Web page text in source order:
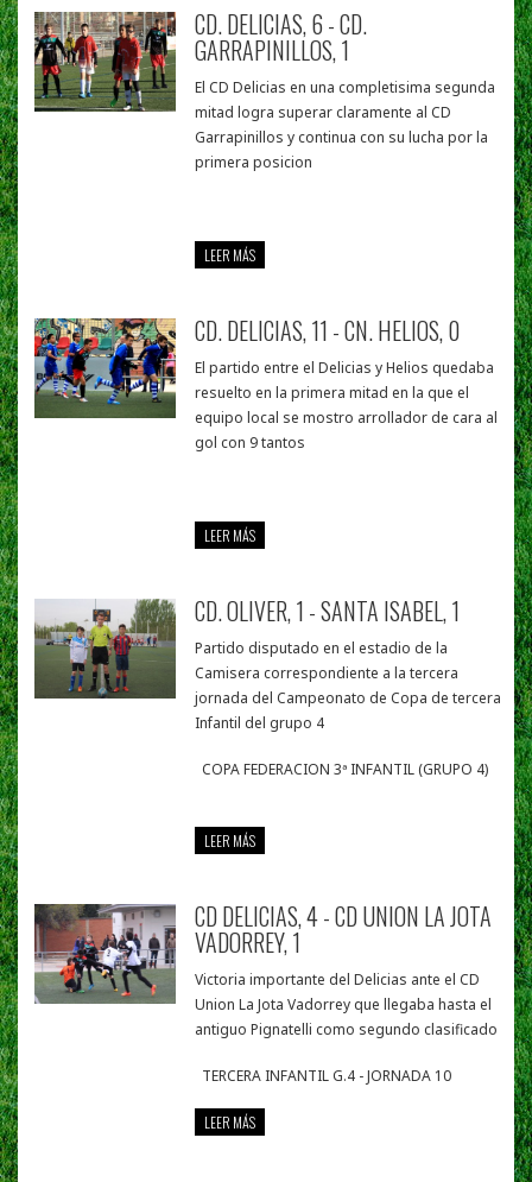
CD. DELICIAS, 6 - CD.
GARRAPINILLOS, 1
El CD Delicias en una completisima segunda
mitad logra superar claramente al CD
Garrapinillos y continua con su lucha por la
primera posicion
LEER MÁS
CD. DELICIAS, 11 - CN. HELIOS, 0
El partido entre el Delicias y Helios quedaba
resuelto en la primera mitad en la que el
equipo local se mostro arrollador de cara al
gol con 9 tantos
LEER MÁS
CD. OLIVER, 1 - SANTA ISABEL, 1
Partido disputado en el estadio de la
Camisera correspondiente a la tercera
jornada del Campeonato de Copa de tercera
Infantil del grupo 4
COPA FEDERACION 3ª INFANTIL (GRUPO 4)
LEER MÁS
CD DELICIAS, 4 - CD UNION LA JOTA
VADORREY, 1
Victoria importante del Delicias ante el CD
Union La Jota Vadorrey que llegaba hasta el
antiguo Pignatelli como segundo clasificado
TERCERA INFANTIL G.4 - JORNADA 10
LEER MÁS